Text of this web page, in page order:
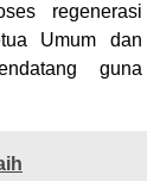
regenerasi
Umum dan
guna